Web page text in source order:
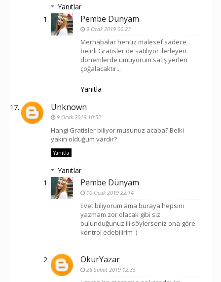
Yanıtlar
Pembe Dünyam
9 Ocak 2019 00:23
Merhabalar henüz malesef sadece
belirli Gratisler de satılıyor ilerleyen
dönemlerde umuyorum satış yerleri
çoğalacaktır...
Yanıtla
Unknown
9 Ocak 2019 10:52
Hangi Gratisler biliyor musunuz acaba? Belki
yakın olduğum vardır?
Yanıtla
Yanıtlar
Pembe Dünyam
10 Ocak 2019 22:14
Evet biliyorum ama buraya hepsini
yazmam zor olacak gibi siz
bulunduğunuz ili söylerseniz ona göre
kontrol edebilirim :)
OkurYazar
28 Şubat 2019 12:35